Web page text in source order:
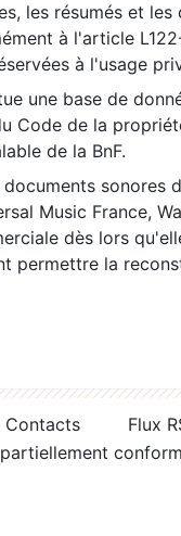
les résumés et
à l'article
à l'usage
une base de
Code de la
de la BnF.
sonores
Music France,
dès lors
permettre la
Contacts
Flux